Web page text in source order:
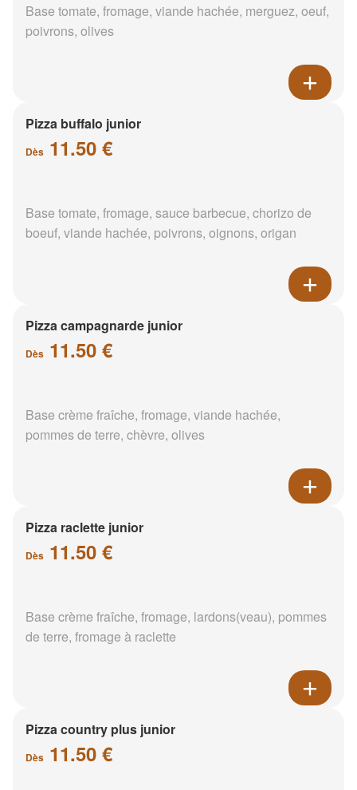
Base tomate, fromage, viande hachée, merguez, oeuf,
poivrons, olives
Pizza buffalo junior
Dès 11.50 €
Base tomate, fromage, sauce barbecue, chorizo de
boeuf, viande hachée, poivrons, oignons, origan
Pizza campagnarde junior
Dès 11.50 €
Base crème fraîche, fromage, viande hachée,
pommes de terre, chèvre, olives
Pizza raclette junior
Dès 11.50 €
Base crème fraîche, fromage, lardons(veau), pommes
de terre, fromage à raclette
Pizza country plus junior
Dès 11.50 €